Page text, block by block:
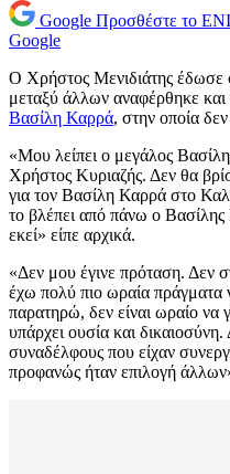
Google Προσθέστε το
Google
Ο Χρήστος Μενιδιάτης έδωσε
μεταξύ άλλων αναφέρθηκε και
Βασίλη Καρρά, στην οποία
«Μου λείπει ο μεγάλος
Χρήστος Κυριαζής. Δεν θα
για τον Βασίλη Καρρά στο
το βλέπει από πάνω ο Βασίλης
εκεί» είπε αρχικά.
«Δεν μου έγινε πρόταση. Δεν
έχω πολύ πιο ωραία
παρατηρώ, δεν είναι ωραίο να
υπάρχει ουσία και
συναδέλφους που είχαν
προφανώς ήταν επιλογή